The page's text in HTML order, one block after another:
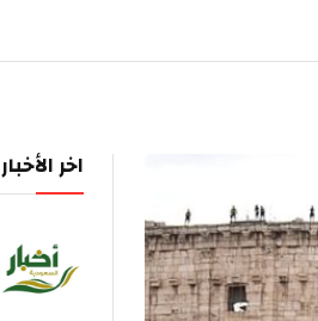
اخر الأخبار